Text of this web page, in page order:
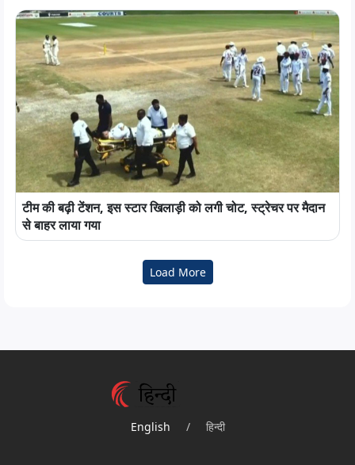
टीम की बढ़ी टेंशन, इस स्टार खिलाड़ी को लगी चोट, स्ट्रेचर पर मैदान
से बाहर लाया गया
Load More
English / हिन्दी